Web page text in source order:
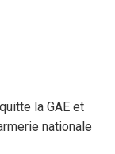
la GAE et
nationale